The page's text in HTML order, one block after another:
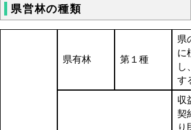
県営林の種類
県有林 第１種
県
に
し
す
収
契
り